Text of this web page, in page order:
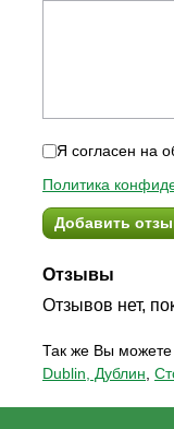
Я согласен на
Политика
Добавить
Отзывы
Отзывов нет,
Так же Вы можете
Dublin, Дублин